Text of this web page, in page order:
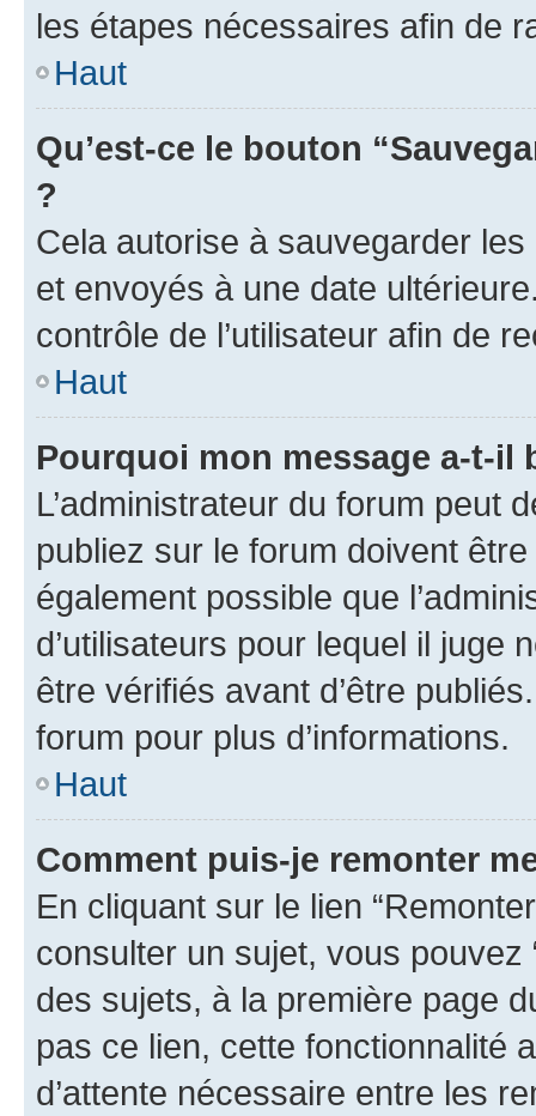
les étapes nécessaires afin de
Haut
Qu’est-ce le bouton
?
Cela autorise à sauvegarder
et envoyés à une date
contrôle de l’utilisateur afin de
Haut
Pourquoi mon message a-t-il
L’administrateur du forum peut
publiez sur le forum doivent
également possible que
d’utilisateurs pour lequel il juge
être vérifiés avant d’être
forum pour plus d’informations.
Haut
Comment puis-je remonter
En cliquant sur le lien
consulter un sujet, vous pouvez
des sujets, à la première page
pas ce lien, cette fonctionnalité
d’attente nécessaire entre les